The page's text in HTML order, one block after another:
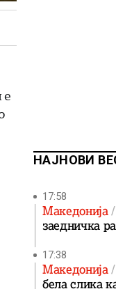
е
НАЈНОВИ
17:58
Македонија
заедничка
17:38
Македонија
бела слика